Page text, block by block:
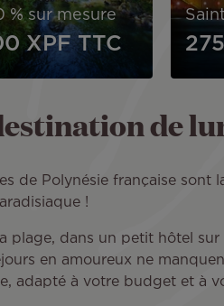
% sur mesure
XPF TTC
de
de Polynésie française
!
plage, dans un petit hôtel
en amoureux ne
adapté à votre budget et à